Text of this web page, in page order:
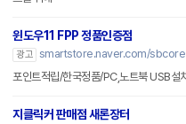
윈도우11 FPP 정품인증점
광고 smartstore.naver.com/sbcore
포인트적립/한국정품/PC,노트북 USB설
지클릭커 판매점 새론장터